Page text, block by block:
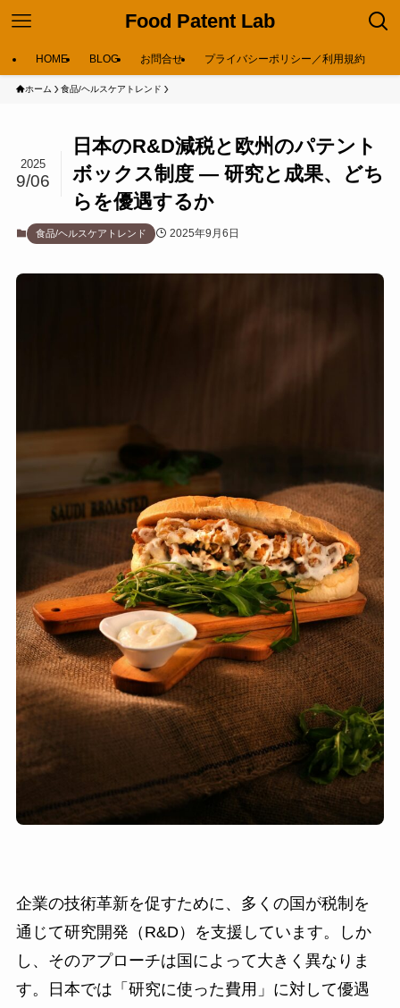
Food Patent Lab
HOME BLOG お問合せ プライバシーポリシー／利用規約
ホーム 食品/ヘルスケアトレンド
日本のR&D減税と欧州のパテント
ボックス制度 ― 研究と成果、どち
らを優遇するか
2025
9/06
食品/ヘルスケアトレンド 2025年9月6日
企業の技術革新を促すために、多くの国が税制を
通じて研究開発（R&D）を支援しています。しか
し、そのアプローチは国によって大きく異なりま
す。日本では「研究に使った費用」に対して優遇